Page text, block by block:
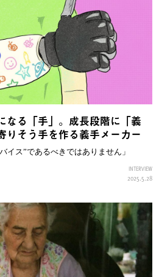
なる「手」。成長段階に「義
りそう手を作る義手メーカー
イス”であるべきではありません」
INTERVIEW
2025.5.28